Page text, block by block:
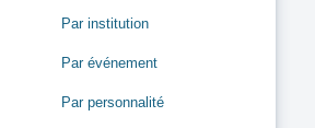
Par institution
Par événement
Par personnalité